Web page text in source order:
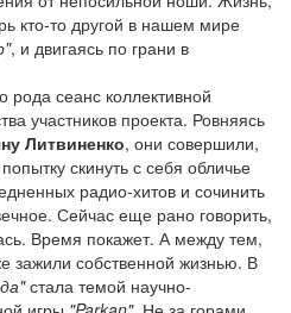
кто-то другой в нашем мире
, и двигаясь по грани в
рода сеанс коллективной
участников проекта. Ровняясь
Литвиненко, они совершили,
скинуть с себя обличье
радио-хитов и сочинить
Сейчас еще рано говорить,
Время покажет. А между тем,
зажили собственной жизнью. В
стала темой научно-